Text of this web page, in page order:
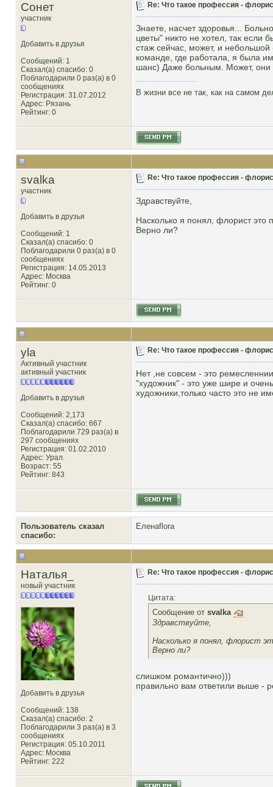
Сонет
участник
Добавить в друзья
Сообщений: 1
Сказал(а) спасибо: 0
Поблагодарили 0 раз(а) в 0
сообщениях
Регистрация: 31.07.2012
Адрес: Рязань
Рейтинг: 0
Re: Что такое профессия -
Знаете, насчет здоровья...
цветы" никто не хотел, так если
стаж сейчас, может, и
команде, где работала, я была
шанс) Даже больным. Может, они
В жизни все не так, как на самом
svalka
участник
Добавить в друзья
Сообщений: 1
Сказал(а) спасибо: 0
Поблагодарили 0 раз(а) в 0
сообщениях
Регистрация: 14.05.2013
Адрес: Москва
Рейтинг: 0
Re: Что такое профессия -
Здравствуйте,
Насколько я понял, флорист это
Верно ли?
yla
Активный участник
активный участник
Добавить в друзья
Сообщений: 2,173
Сказал(а) спасибо: 667
Поблагодарили 729 раз(а) в
297 сообщениях
Регистрация: 01.02.2010
Адрес: Урал.
Возраст: 55
Рейтинг: 843
Re: Что такое профессия -
Нет ,не совсем - это
"художник" - это уже шире и
художники,только часто это не
Пользователь сказал
cпасибо:
Еленаflora
Наталья_
новый участник
Добавить в друзья
Сообщений: 138
Сказал(а) спасибо: 2
Поблагодарили 3 раз(а) в 3
сообщениях
Регистрация: 05.10.2011
Адрес: Москва
Рейтинг: 222
Re: Что такое профессия -
Цитата:
Сообщение от svalka
Здравствуйте,
Насколько я понял, флорист
Верно ли?
слишком романтично)))
правильно вам ответили выше -